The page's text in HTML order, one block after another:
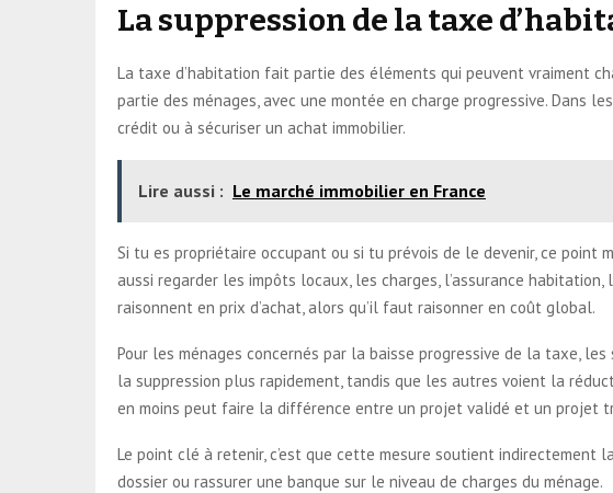
La suppression de la taxe
La taxe d’habitation fait partie des éléments qui peuvent vraiment
partie des ménages, avec une montée en charge progressive. Dans
crédit ou à sécuriser un achat immobilier.
Lire aussi : Le marché immobilier en France
Si tu es propriétaire occupant ou si tu prévois de le devenir, ce
aussi regarder les impôts locaux, les charges, l’assurance
raisonnent en prix d’achat, alors qu’il faut raisonner en coût global.
Pour les ménages concernés par la baisse progressive de la taxe,
la suppression plus rapidement, tandis que les autres voient la
en moins peut faire la différence entre un projet validé et un projet
Le point clé à retenir, c’est que cette mesure soutient indirectement
dossier ou rassurer une banque sur le niveau de charges du ménage.